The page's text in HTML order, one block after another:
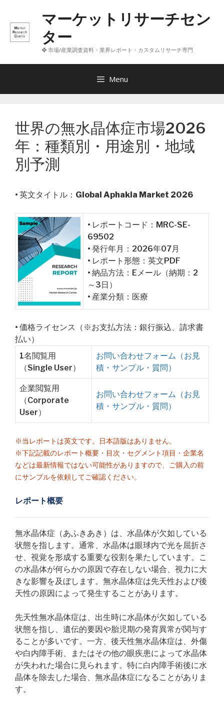
へ
マーケットリサーチセン
ター
❖ 市場/産業調査資料・業界レポート・カスタムリサーチ専門
Menu
世界の無水晶体症市場2026
年：種類別・用途別・地域
別予測
• 英文タイトル： Global Aphakia Market 2026
• レポートコード：MRC-SE-
69502
• 発行年月：2026年07月
• レポート形態：英文PDF
• 納品方法：Eメール（納期：2
～3日）
• 産業分類：医療
• 価格ライセンス（※お支払方法：銀行振込、請求書
払い）
1名閲覧用
（Single User）
お問い合わせフォーム（お見
積・サンプル・質問）
企業閲覧用
（Corporate
User）
お問い合わせフォーム（お見
積・サンプル・質問）
※当レポートは英文です。日本語版はありません。
※下記記載のレポート概要・目次・セグメント項目・企業名
などは最新情報ではない可能性がありますので、ご購入の前
にサンプルを依頼してご確認ください。
レポート概要
無水晶体症（あふきあき）は、水晶体が欠如している
状態を指します。通常、水晶体は眼球内で光を屈折さ
せ、視覚を形成する重要な役割を果たしています。こ
の水晶体が何らかの原因で存在しない場合、視力に大
きな影響を及ぼします。無水晶体症は先天性および後
天性の原因によって発生することがあります。
先天性無水晶体症は、出生時に水晶体が欠如している
状態を指し、遺伝的要因や胎児期の発育異常が関与す
ることが多いです。一方、後天性無水晶体症は、外傷
や白内障手術、またはその他の眼疾患によって水晶体
が失われた場合に見られます。特に白内障手術後に水
晶体を除去した場合、無水晶体症になることがありま
す。